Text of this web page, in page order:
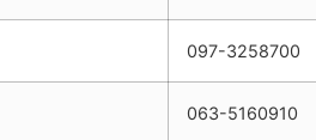
097-3258700
063-5160910